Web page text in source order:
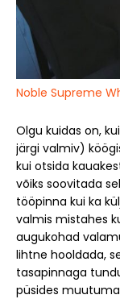
Noble Supreme
Olgu kuidas on,
järgi valmiv)
kui otsida
võiks soovitada
tööpinna kui ka
valmis mistahes
augukohad
lihtne hooldada,
tasapinnaga
püsides